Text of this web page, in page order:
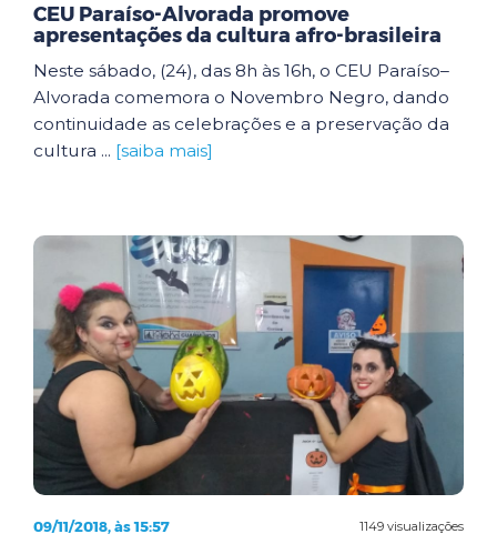
CEU Paraíso-Alvorada promove
apresentações da cultura afro-brasileira
Neste sábado, (24), das 8h às 16h, o CEU Paraíso–
Alvorada comemora o Novembro Negro, dando
continuidade as celebrações e a preservação da
cultura ... [saiba mais]
1149 visualizações
09/11/2018, às 15:57